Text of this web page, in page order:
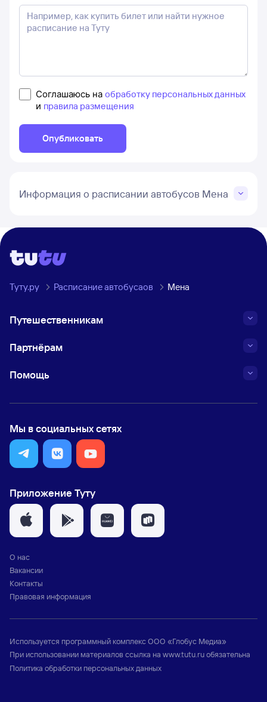
Соглашаюсь на обработку персональных данных
и правила размещения
Опубликовать
Информация о расписании автобусов Мена
Туту.ру Расписание автобусаов Мена
Путешественникам
Партнёрам
Помощь
Мы в социальных сетях
Приложение Туту
О нас
Вакансии
Контакты
Правовая информация
Используется программный комплексООО «Глобус Медиа»
При использовании материалов ссылка на www.tutu.ruобязательна
Политика обработки персональных данных